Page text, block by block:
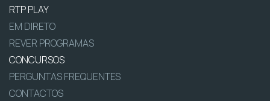
RTP PLAY
EM DIRETO
REVER PROGRAMAS
CONCURSOS
PERGUNTAS FREQUENTES
CONTACTOS